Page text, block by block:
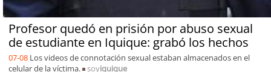
Profesor quedó en prisión por abuso sexual
de estudiante en Iquique: grabó los hechos
07-08 Los videos de connotación sexual estaban almacenados en el
celular de la víctima.
soyiquique